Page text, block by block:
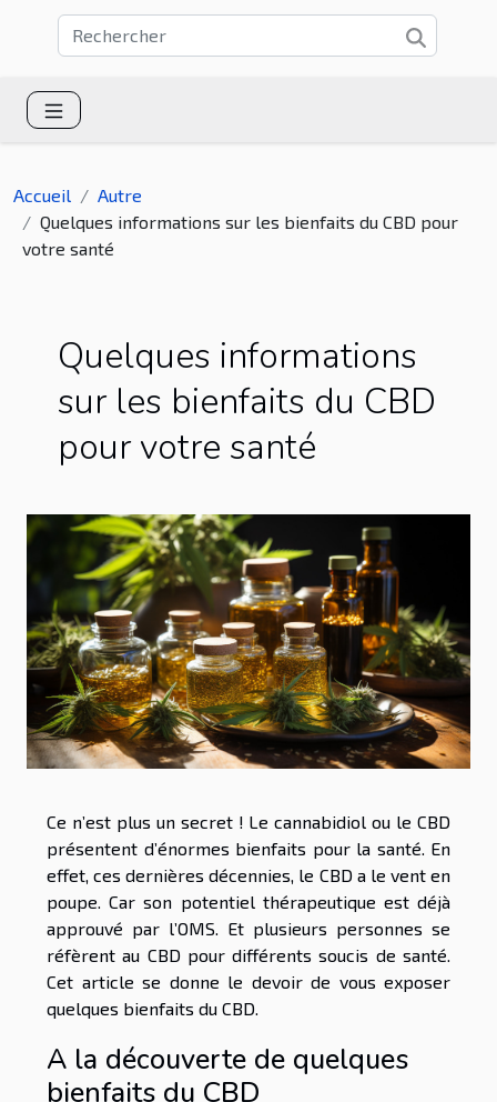
Accueil
Autre
Quelques informations sur les bienfaits du CBD pour
votre santé
Quelques informations
sur les bienfaits du CBD
pour votre santé
Ce n’est plus un secret ! Le cannabidiol ou le CBD
présentent d’énormes bienfaits pour la santé. En
effet, ces dernières décennies, le CBD a le vent en
poupe. Car son potentiel thérapeutique est déjà
approuvé par l’OMS. Et plusieurs personnes se
réfèrent au CBD pour différents soucis de santé.
Cet article se donne le devoir de vous exposer
quelques bienfaits du CBD.
A la découverte de quelques
bienfaits du CBD